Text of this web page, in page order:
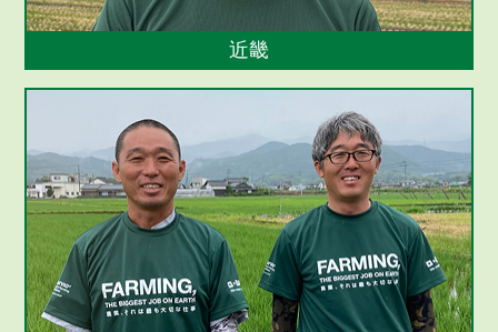
近畿